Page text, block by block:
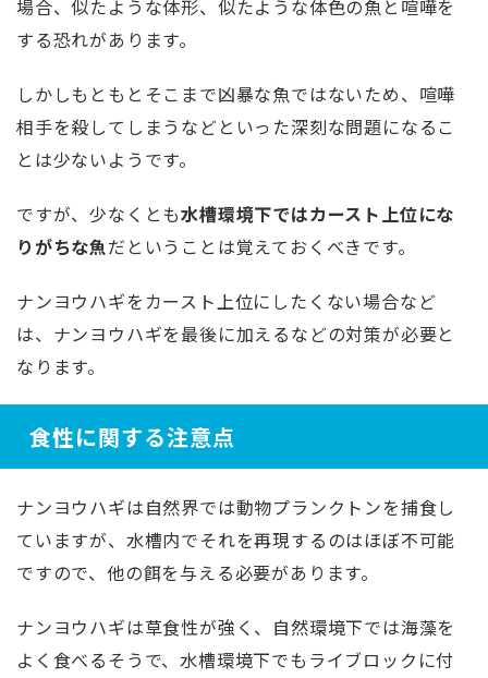
場合、似たような体形、似たような体色の魚と喧嘩を
する恐れがあります。
しかしもともとそこまで凶暴な魚ではないため、喧嘩
相手を殺してしまうなどといった深刻な問題になるこ
とは少ないようです。
ですが、少なくとも水槽環境下ではカースト上位にな
りがちな魚だということは覚えておくべきです。
ナンヨウハギをカースト上位にしたくない場合など
は、ナンヨウハギを最後に加えるなどの対策が必要と
なります。
食性に関する注意点
ナンヨウハギは自然界では動物プランクトンを捕食し
ていますが、水槽内でそれを再現するのはほぼ不可能
ですので、他の餌を与える必要があります。
ナンヨウハギは草食性が強く、自然環境下では海藻を
よく食べるそうで、水槽環境下でもライブロックに付